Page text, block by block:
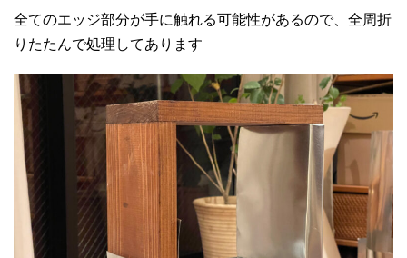
全てのエッジ部分が手に触れる可能性があるので、全周折
りたたんで処理してあります